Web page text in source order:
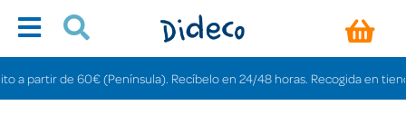
de 60€ (Península). Recíbelo en 24/48 horas. Recogida en tiendas